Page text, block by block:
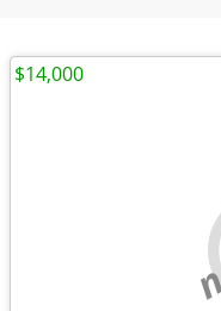
$14,000